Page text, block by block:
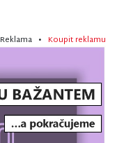
Reklama • Koupit reklamu